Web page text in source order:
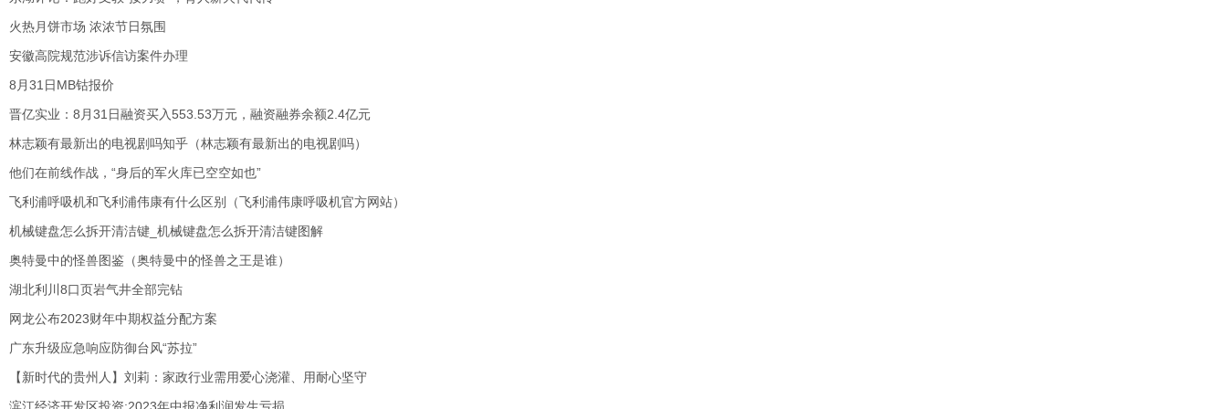
火热月饼市场 浓浓节日氛围
安徽高院规范涉诉信访案件办理
8月31日MB钴报价
晋亿实业：8月31日融资买入553.53万元，融资融券余额2.4亿元
林志颖有最新出的电视剧吗知乎（林志颖有最新出的电视剧吗）
他们在前线作战，“身后的军火库已空空如也”
飞利浦呼吸机和飞利浦伟康有什么区别（飞利浦伟康呼吸机官方网站）
机械键盘怎么拆开清洁键_机械键盘怎么拆开清洁键图解
奥特曼中的怪兽图鉴（奥特曼中的怪兽之王是谁）
湖北利川8口页岩气井全部完钻
网龙公布2023财年中期权益分配方案
广东升级应急响应防御台风“苏拉”
【新时代的贵州人】刘莉：家政行业需用爱心浇灌、用耐心坚守